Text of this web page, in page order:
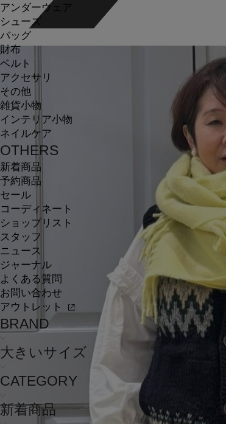
アンダーウェア
シューズ
バッグ
財布
ベルト
アクセサリ
その他
雑貨小物
インテリア小物
ネイルケア
OTHERS
新着商品
予約商品
セール
コーディネート
ショップリスト
スタッフ
ニュース
ジャーナル
よくある質問
お問い合わせ
アウトレット
BRAND
大きいサイズ
CATEGORY
新着商品